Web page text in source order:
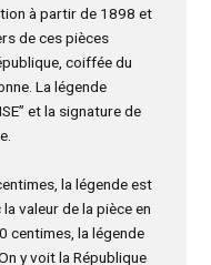
à partir de 1898 et
de ces pièces
coiffée du
La légende
et la signature de
la légende est
la valeur de la pièce en
centimes, la légende
On y voit la République